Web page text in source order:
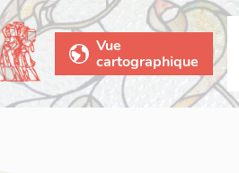
Vue
cartographique